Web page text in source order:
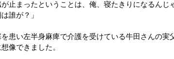
が止まったということは、俺、寝たきりになるん
誰が？」
を患い左半身麻痺で介護を受けている牛田さんの実
像できました。